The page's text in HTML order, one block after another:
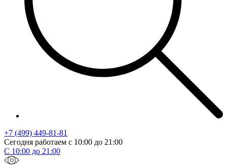
+7 (499) 449-81-81
Сегодня работаем с 10:00 до 21:00
С 10:00 до 21:00